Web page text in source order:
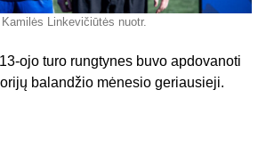
Linkevičiūtės nuotr.
ojo turo rungtynes buvo apdovanoti
balandžio mėnesio geriausieji.